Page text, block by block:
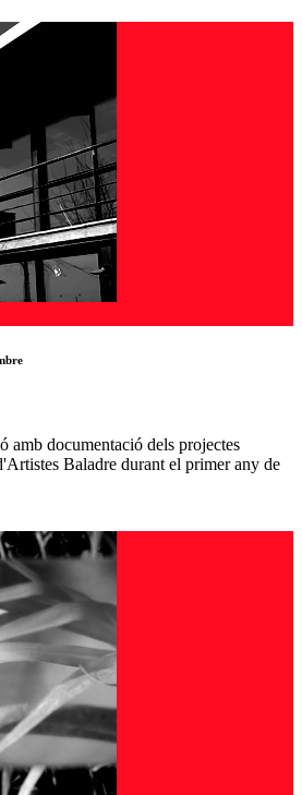
amb documentació dels projectes
Baladre durant el primer any de